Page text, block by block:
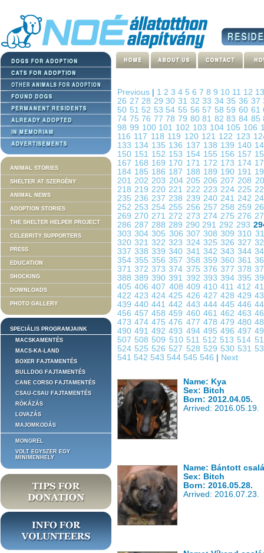
ANIMAL STORIES
SHELTER AT SZERGÉNY
ANIMAL NEWS
ADOPTION STORIES
THE SHELTER HELPER PROJECT
CELEBRITY SUPPORTERS
PRESS
EDUCATION
SHOCKING
DOWNLOADS
PHOTO GALLERY
SPECIÁLIS PROGRAMJAINK
MACSKAMENTÉS
MACS-KA-LAND
BOXER FAJTAMENTÉS
BULLDOG FAJTAMENTÉS
CANE CORSO FAJTAMENTÉS
CSAU-CSAU FAJTAMENTÉS
RÓKÁZÁS
LOVAZÁS
MAJOMKODÁS
MONGREL
VOLT EGYSZER EGY
MINIMENHELY
Previous 1 2 3 4 5 6 7 8 9 10 11 12
26 2728 293031 3233 343536 37
50 51 52 53 54 55 56 57 58 5960 61
74 7576 777879 8081 828384 85
98 99 100 101 102 103 104 105 106
116 117 118 119 120 121 122 123
133 134 135 136 137 138 139 140
150 151 152 153 154 155 156 157
167 168 169 170 171 172 173 174
184 185 186 187 188 189 190 191
201202203 204 205 206207208
218219220221 222 223 224 225
235236237238 239 240 241 242
252253254255 256 257 258 259
269270271272 273 274 275 276
286 287 288 289 290291292293
303304305 306 307 308309310
320321322323 324 325 326 327
337338339340 341 342 343 344
354355356357 358 359 360 361
371372373374 375 376 377 378
388389390391 392 393 394 395
405406407 408 409 410411412
422423424425 426 427 428 429
439440441442 443 444 445 446
456457458459 460 461 462 463
473474475476 477 478 479 480
490491492493 494 495 496 497
507 508 509 510 511 512 513 514
524 525 526 527 528 529 530 531
541 542 543 544 545 546 Next
Name: Kya
Sex: Bitch
Born: 2012.04.05.
Arrived: 2016.05.19.
Name: Bántott
Sex: Bitch
Born: 2016.05.28.
Arrived: 2016.07.23.